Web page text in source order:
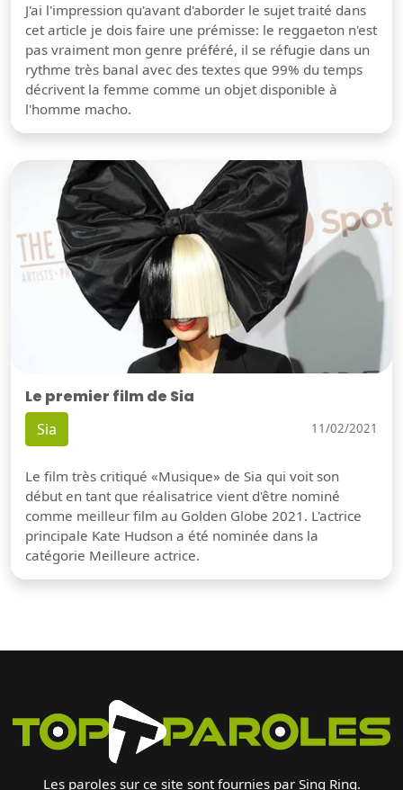
J'ai l'impression qu'avant d'aborder le sujet traité dans
cet article je dois faire une prémisse: le reggaeton n'est
pas vraiment mon genre préféré, il se réfugie dans un
rythme très banal avec des textes que 99% du temps
décrivent la femme comme un objet disponible à
l'homme macho.
Le premier film de Sia
Sia 11/02/2021
Le film très critiqué «Musique» de Sia qui voit son
début en tant que réalisatrice vient d'être nominé
comme meilleur film au Golden Globe 2021. L'actrice
principale Kate Hudson a été nominée dans la
catégorie Meilleure actrice.
Les paroles sur ce site sont fournies par Sing Ring.